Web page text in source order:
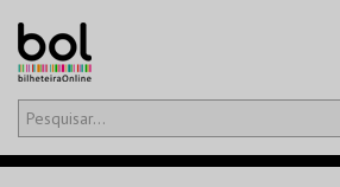
Olá,iniciar sessão